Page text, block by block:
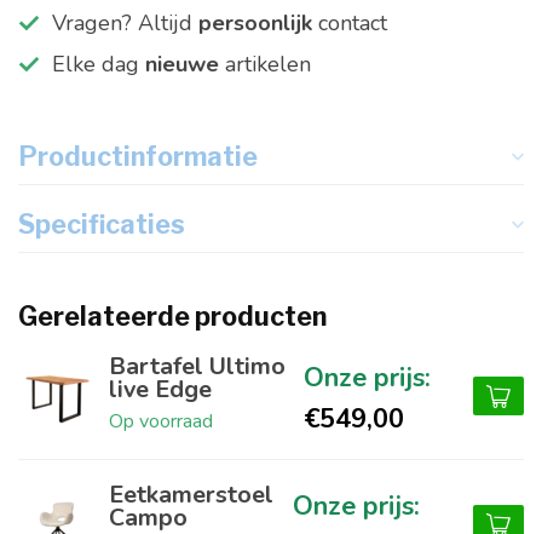
Vragen? Altijd persoonlijk contact
Elke dag nieuwe artikelen
Productinformatie
Specificaties
Gerelateerde producten
Bartafel Ultimo
live Edge
Op voorraad €549,00
Eetkamerstoel
Campo